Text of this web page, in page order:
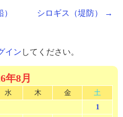
シロギス（堤防） →
イン してください。
年8月
水 木 金
土
1